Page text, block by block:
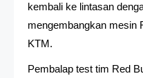
kembali ke lintasan
mengembangkan mesin
KTM.
Pembalap test tim Red